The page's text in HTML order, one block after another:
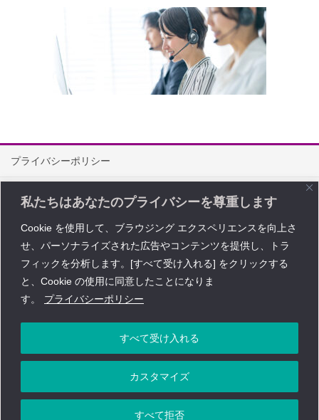
私たちはあなたのプライバシーを尊重します
Cookie を使用して、ブラウジング エクスペリエンスを向上さ
せ、パーソナライズされた広告やコンテンツを提供し、トラ
フィックを分析します。[すべて受け入れる] をクリックする
と、Cookie の使用に同意したことになりま
す。
プライバシーポリシー
カスタマイズ
すべて拒否
すべて受け入れる
プライバシーポリシー
情報セキュリティ方針
特定商取引に関する法律に基づく表記
Copyright © レイワ・コーポレーション All Rights Reserved.
株式会社ダイコーホールディングスグループ
株式会社ダイコーロジテック
株式会社レイワ・コーポレーション